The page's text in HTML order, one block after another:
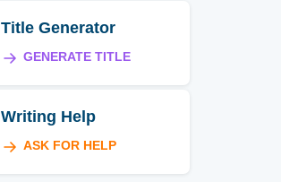
Title Generator
GENERATE TITLE
Writing Help
ASK FOR HELP